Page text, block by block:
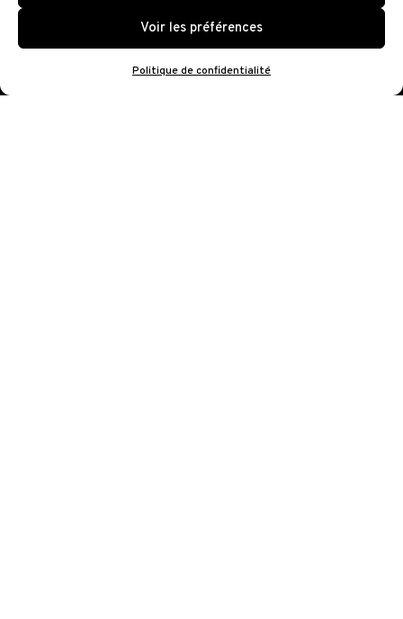
Voir les préférences
Politique de confidentialité
The CreuZe